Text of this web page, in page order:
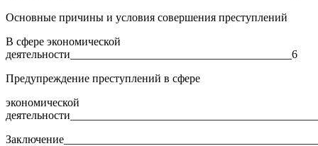
Основные причины и условия совершения преступлений
В сфере экономической
деятельности_______________________________________6
Предупреждение преступлений в сфере
экономической